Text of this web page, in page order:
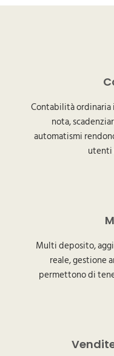
Contabilità
nota,
automatismi
utenti
Multi deposito,
reale, gestione
permettono di